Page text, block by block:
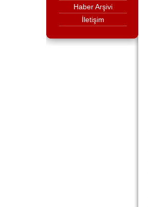
Haber Arşivi
İletişim